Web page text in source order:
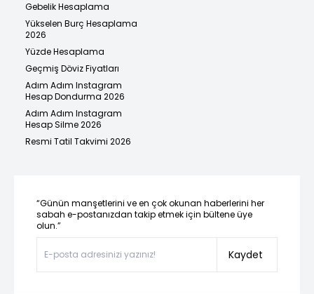
Gebelik Hesaplama
Yükselen Burç Hesaplama
2026
Yüzde Hesaplama
Geçmiş Döviz Fiyatları
Adım Adım Instagram
Hesap Dondurma 2026
Adım Adım Instagram
Hesap Silme 2026
Resmi Tatil Takvimi 2026
“Günün manşetlerini ve en çok okunan haberlerini her
sabah e-postanızdan takip etmek için bültene üye
olun.”
Kaydet